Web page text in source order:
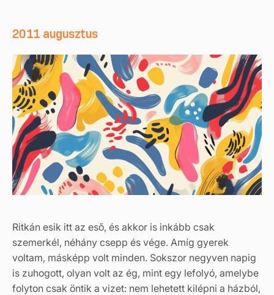
2011 augusztus
Ritkán esik itt az eső, és akkor is inkább csak
szemerkél, néhány csepp és vége. Amíg gyerek
voltam, másképp volt minden. Sokszor negyven napig
is zuhogott, olyan volt az ég, mint egy lefolyó, amelybe
folyton csak öntik a vizet: nem lehetett kilépni a házból,